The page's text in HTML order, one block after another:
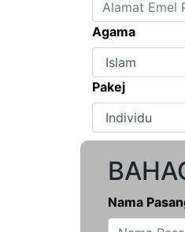
Agama
Pakej
Nama